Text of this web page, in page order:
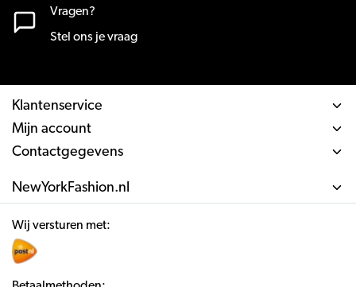
Vragen?
Stel ons je vraag
Klantenservice
Mijn account
Contactgegevens
NewYorkFashion.nl
Wij versturen met: